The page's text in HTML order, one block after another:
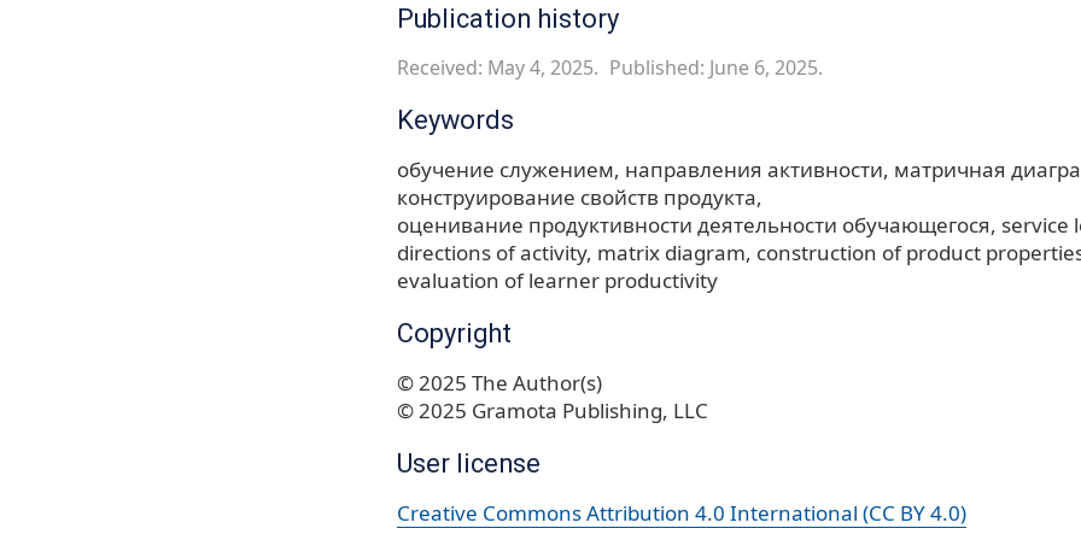
Publication history
Received: May 4, 2025. Published: June 6, 2025.
Keywords
обучение служением направления активности матричная
конструирование свойств продукта
оценивание продуктивности деятельности обучающегося service
directions of activity matrix diagram construction of product
evaluation of learner productivity
Copyright
© 2025 The Author(s)
© 2025 Gramota Publishing, LLC
User license
Creative Commons Attribution 4.0 International (CC BY 4.0)